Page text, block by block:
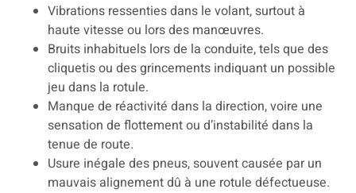
Vibrations ressenties dans le volant, surtout à
haute vitesse ou lors des manœuvres.
Bruits inhabituels lors de la conduite, tels que des
cliquetis ou des grincements indiquant un possible
jeu dans la rotule.
Manque de réactivité dans la direction, voire une
sensation de flottement ou d’instabilité dans la
tenue de route.
Usure inégale des pneus, souvent causée par un
mauvais alignement dû à une rotule défectueuse.